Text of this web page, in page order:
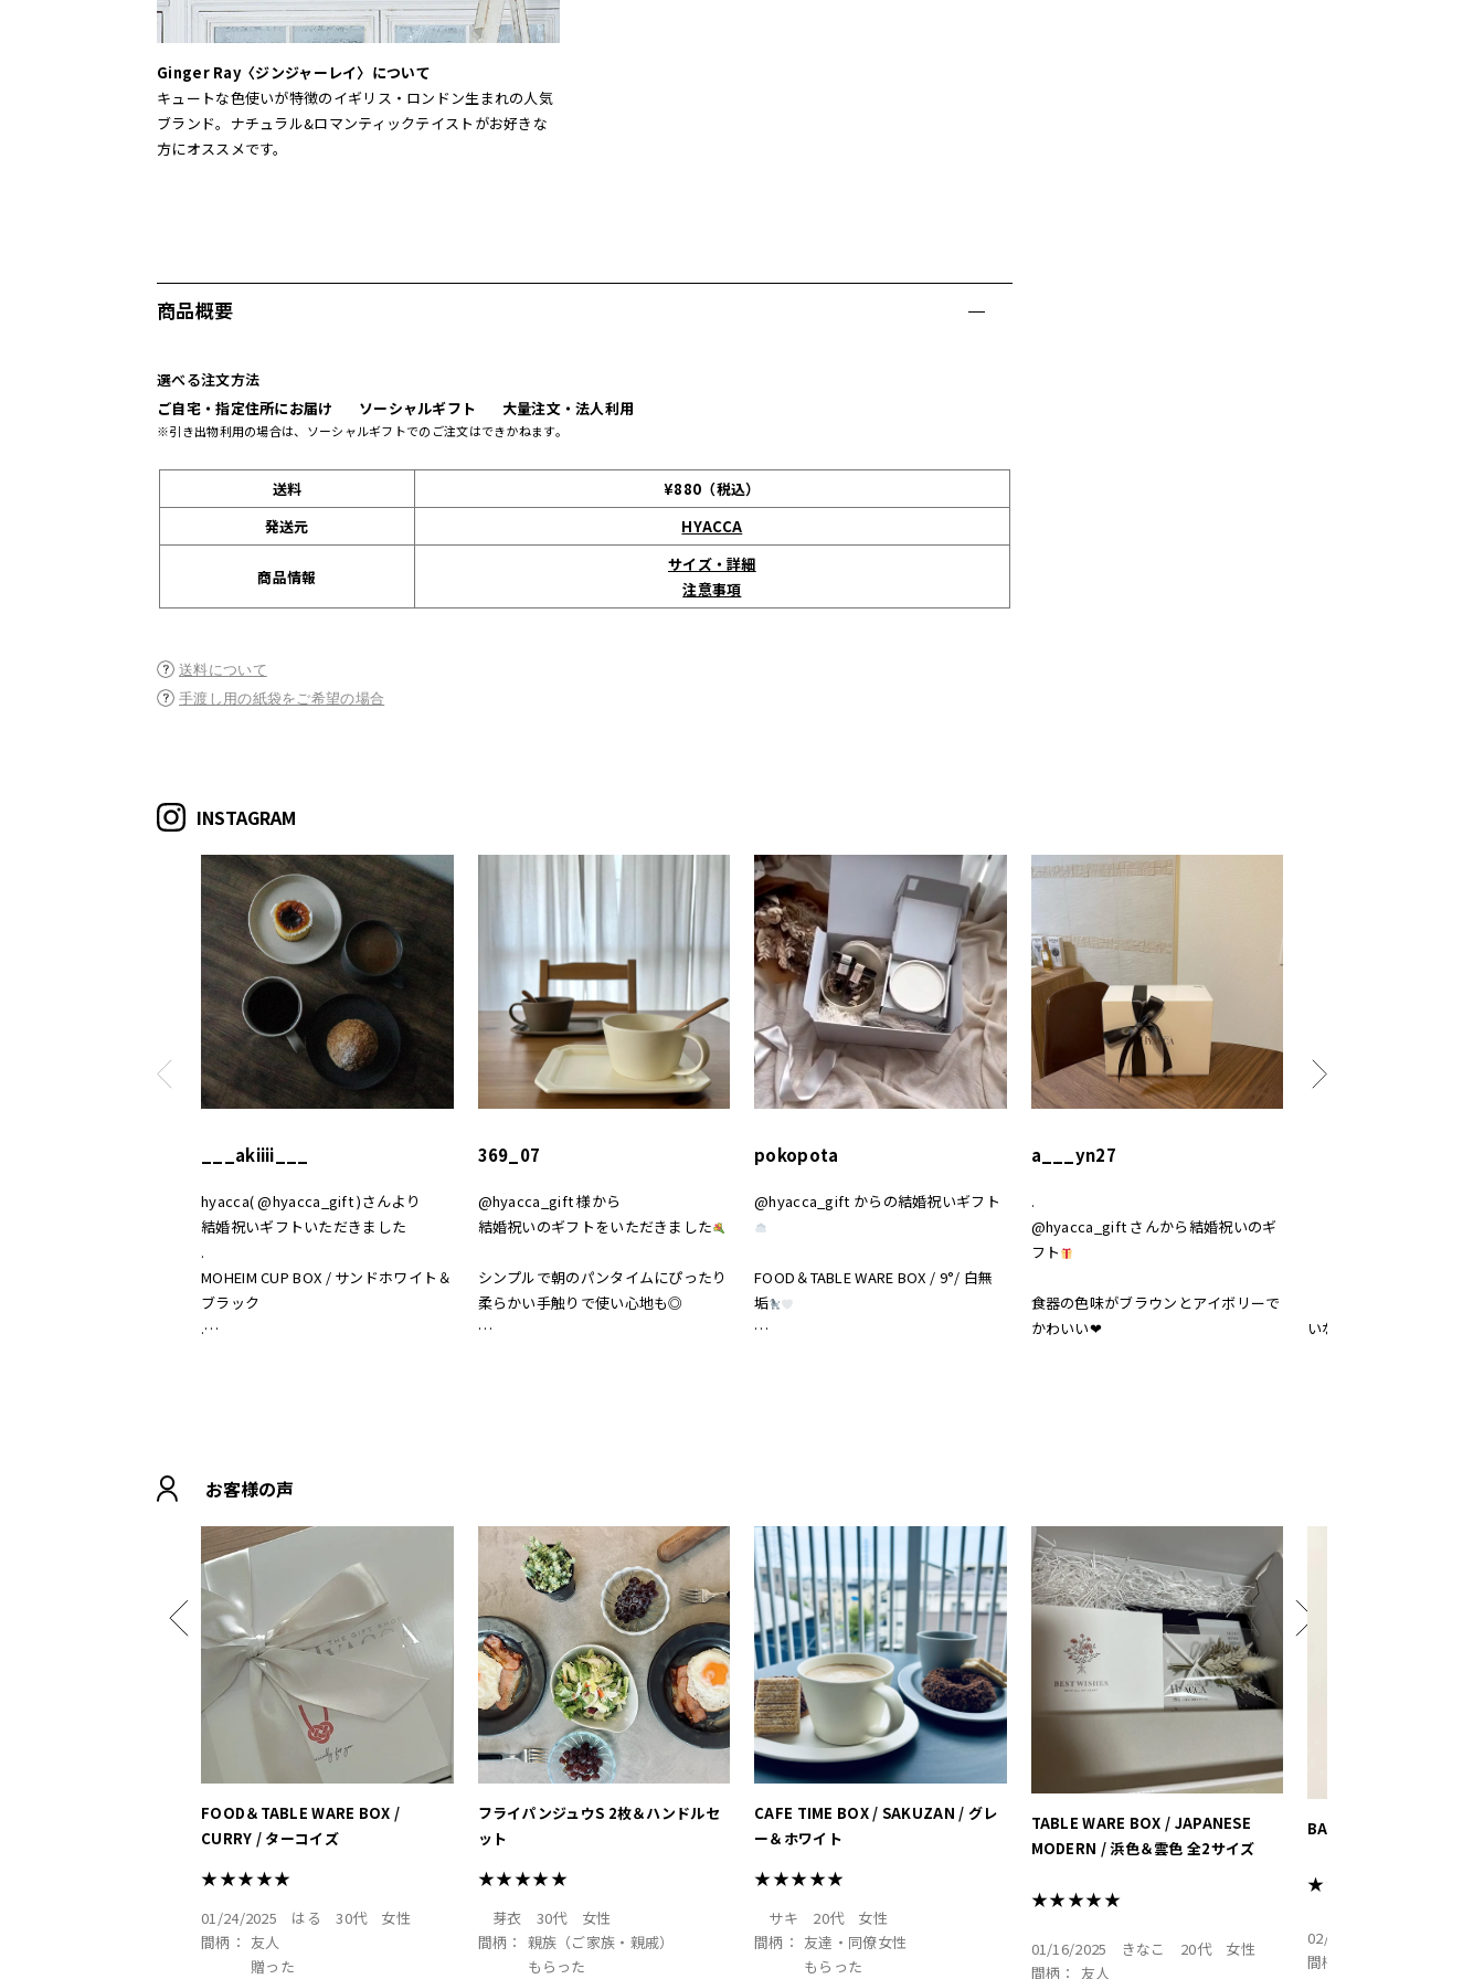
Ginger Ray〈ジンジャーレイ〉について
キュートな色使いが特徴のイギリス・ロンドン生まれの人気
ブランド。ナチュラル&ロマンティックテイストがお好きな
方にオススメです。
商品概要
選べる注文方法
ご自宅・指定住所にお届け
ソーシャルギフト 大量注文・法人利用
※引き出物利用の場合は、ソーシャルギフトでのご注文はできかねます。
送料
¥880（税込）
発送元
HYACCA
商品情報
サイズ・詳細
注意事項
送料について
手渡し用の紙袋をご希望の場合
INSTAGRAM
___akiiii___
hyacca( @hyacca_gift )さんより
結婚祝いギフトいただきました
.
MOHEIM CUP BOX / サンドホワイト＆
ブラック
.
369_07
@hyacca_gift 様から
結婚祝いのギフトをいただきました
シンプルで朝のパンタイムにぴったり
柔らかい手触りで使い心地も◎
pokopota
@hyacca_gift からの結婚祝いギフト‎
FOOD＆TABLE WARE BOX / 9°/ 白無
垢
a___yn27
.
@hyacca_gift さんから結婚祝いのギ
フト
食器の色味がブラウンとアイボリーで
かわいい❤︎
いなぁ
品でかわいい
お客様の声
FOOD＆TABLE WARE BOX /
CURRY / ターコイズ
★★★★★
01/24/2025 はる 30代
女性
間柄： 友人
贈った
フライパンジュウS 2枚＆ハンドルセ
ット
★★★★★
芽衣 30代
女性
間柄： 親族（ご家族・親戚）
もらった
CAFE TIME BOX / SAKUZAN / グレ
ー＆ホワイト
★★★★★
サキ 20代
女性
間柄： 友達・同僚女性
もらった
TABLE WARE BOX / JAPANESE
MODERN / 浜色＆雲色 全2サイズ
★★★★★
01/16/2025 きなこ 20代
女性
間柄：
友人
BABY DIAPER BAG / ブ
★★★★★
02/03/2025
間柄：